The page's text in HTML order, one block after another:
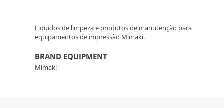
Liquidos de limpeza e produtos de manutenção para
equipamentos de impressão Mimaki.
BRAND EQUIPMENT
Mimaki